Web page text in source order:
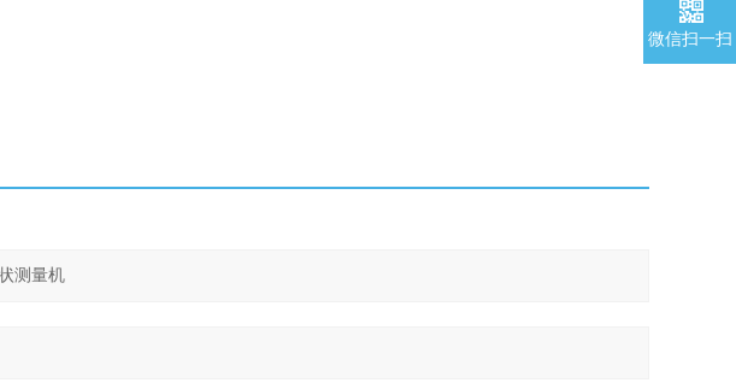
微信扫一扫